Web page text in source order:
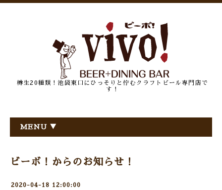
樽生20種類！池袋東口にひっそりと佇むクラフトビール専門店で
す！
MENU ▼
ビーボ！からのお知らせ！
2020-04-18 12:00:00